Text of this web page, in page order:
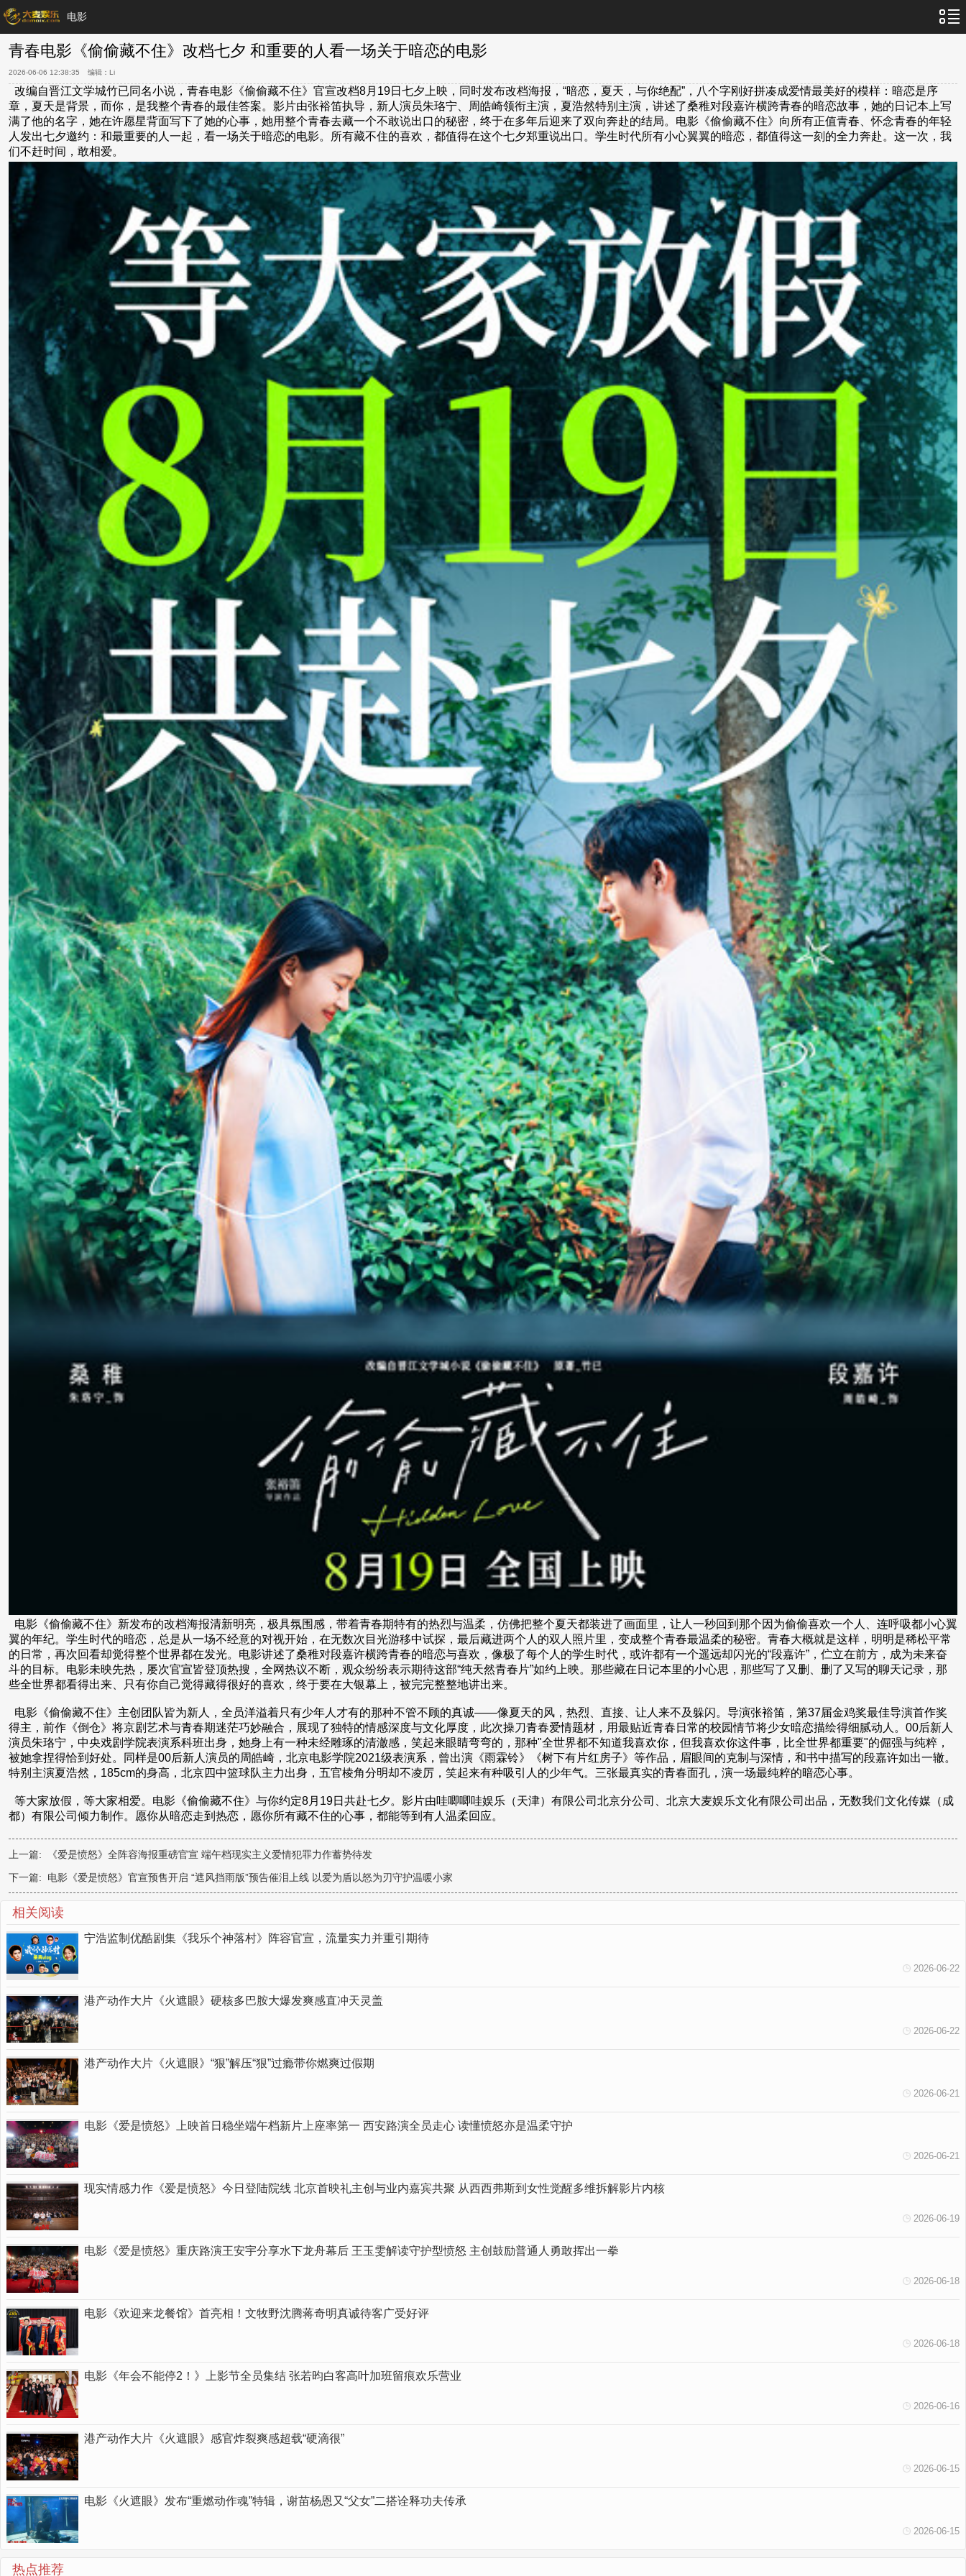
电影
青春电影《偷偷藏不住》改档七夕 和重要的人看一场关于暗恋的电影
2026-06-06 12:38:35 编辑： Li
改编自晋江文学城竹已同名小说，青春电影《偷偷藏不住》官宣改档8月19日七夕上映，同时发布改档海报，“暗恋，夏天，与你绝配”，八个字刚好拼凑成爱情最美好的模样：暗恋是序
章，夏天是背景，而你，是我整个青春的最佳答案。影片由张裕笛执导，新人演员朱珞宁、周皓崎领衔主演，夏浩然特别主演，讲述了桑稚对段嘉许横跨青春的暗恋故事，她的日记本上写
满了他的名字，她在许愿星背面写下了她的心事，她用整个青春去藏一个不敢说出口的秘密，终于在多年后迎来了双向奔赴的结局。电影《偷偷藏不住》向所有正值青春、怀念青春的年轻
人发出七夕邀约：和最重要的人一起，看一场关于暗恋的电影。所有藏不住的喜欢，都值得在这个七夕郑重说出口。学生时代所有小心翼翼的暗恋，都值得这一刻的全力奔赴。这一次，我
们不赶时间，敢相爱。
电影《偷偷藏不住》新发布的改档海报清新明亮，极具氛围感，带着青春期特有的热烈与温柔，仿佛把整个夏天都装进了画面里，让人一秒回到那个因为偷偷喜欢一个人、连呼吸都小心翼
翼的年纪。学生时代的暗恋，总是从一场不经意的对视开始，在无数次目光游移中试探，最后藏进两个人的双人照片里，变成整个青春最温柔的秘密。青春大概就是这样，明明是稀松平常
的日常，再次回看却觉得整个世界都在发光。电影讲述了桑稚对段嘉许横跨青春的暗恋与喜欢，像极了每个人的学生时代，或许都有一个遥远却闪光的“段嘉许”，伫立在前方，成为未来奋
斗的目标。电影未映先热，屡次官宣皆登顶热搜，全网热议不断，观众纷纷表示期待这部“纯天然青春片”如约上映。那些藏在日记本里的小心思，那些写了又删、删了又写的聊天记录，那
些全世界都看得出来、只有你自己觉得藏得很好的喜欢，终于要在大银幕上，被完完整整地讲出来。
电影《偷偷藏不住》主创团队皆为新人，全员洋溢着只有少年人才有的那种不管不顾的真诚——像夏天的风，热烈、直接、让人来不及躲闪。导演张裕笛，第37届金鸡奖最佳导演首作奖
得主，前作《倒仓》将京剧艺术与青春期迷茫巧妙融合，展现了独特的情感深度与文化厚度，此次操刀青春爱情题材，用最贴近青春日常的校园情节将少女暗恋描绘得细腻动人。00后新人
演员朱珞宁，中央戏剧学院表演系科班出身，她身上有一种未经雕琢的清澈感，笑起来眼睛弯弯的，那种"全世界都不知道我喜欢你，但我喜欢你这件事，比全世界都重要"的倔强与纯粹，
被她拿捏得恰到好处。同样是00后新人演员的周皓崎，北京电影学院2021级表演系，曾出演《雨霖铃》《树下有片红房子》等作品，眉眼间的克制与深情，和书中描写的段嘉许如出一辙。
特别主演夏浩然，185cm的身高，北京四中篮球队主力出身，五官棱角分明却不凌厉，笑起来有种吸引人的少年气。三张最真实的青春面孔，演一场最纯粹的暗恋心事。
等大家放假，等大家相爱。电影《偷偷藏不住》与你约定8月19日共赴七夕。影片由哇唧唧哇娱乐（天津）有限公司北京分公司、北京大麦娱乐文化有限公司出品，无数我们文化传媒（成
都）有限公司倾力制作。愿你从暗恋走到热恋，愿你所有藏不住的心事，都能等到有人温柔回应。
上一篇:
《爱是愤怒》全阵容海报重磅官宣 端午档现实主义爱情犯罪力作蓄势待发
下一篇: 电影《爱是愤怒》官宣预售开启 “遮风挡雨版”预告催泪上线 以爱为盾以怒为刃守护温暖小家
相关阅读
宁浩监制优酷剧集《我乐个神落村》阵容官宣，流量实力并重引期待
2026-06-22
港产动作大片《火遮眼》硬核多巴胺大爆发爽感直冲天灵盖
2026-06-22
港产动作大片《火遮眼》“狠”解压“狠”过瘾带你燃爽过假期
2026-06-21
电影《爱是愤怒》上映首日稳坐端午档新片上座率第一 西安路演全员走心 读懂愤怒亦是温柔守护
2026-06-21
现实情感力作《爱是愤怒》今日登陆院线 北京首映礼主创与业内嘉宾共聚 从西西弗斯到女性觉醒多维拆解影片内核
2026-06-19
电影《爱是愤怒》重庆路演王安宇分享水下龙舟幕后 王玉雯解读守护型愤怒 主创鼓励普通人勇敢挥出一拳
2026-06-18
电影《欢迎来龙餐馆》首亮相！文牧野沈腾蒋奇明真诚待客广受好评
2026-06-18
电影《年会不能停2！》上影节全员集结 张若昀白客高叶加班留痕欢乐营业
2026-06-16
港产动作大片《火遮眼》感官炸裂爽感超载“硬滴很”
2026-06-15
电影《火遮眼》发布“重燃动作魂”特辑，谢苗杨恩又“父女”二搭诠释功夫传承
2026-06-15
热点推荐